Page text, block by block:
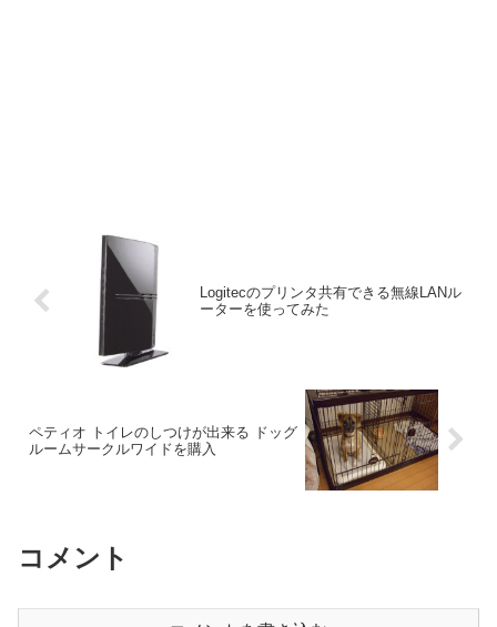
Logitecのプリンタ共有できる無線LANル
ーターを使ってみた
ペティオ トイレのしつけが出来る ドッグ
ルームサークルワイドを購入
コメント